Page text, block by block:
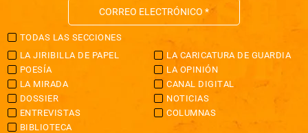
TODAS LAS SECCIONES
LA JIRIBILLA DE PAPEL
LA CARICATURA DE GUARDIA
POESÍA
LA OPINIÓN
LA MIRADA
CANAL DIGITAL
DOSSIER
NOTICIAS
ENTREVISTAS
COLUMNAS
BIBLIOTECA